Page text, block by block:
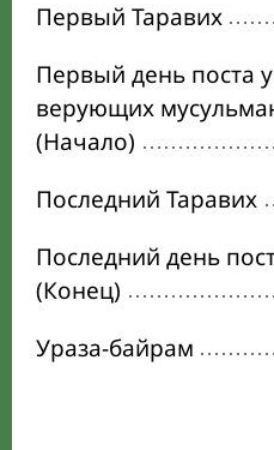
Первый Таравих
Первый день поста у
верующих
(Начало)
Последний Таравих
Последний день
(Конец)
Ураза-байрам